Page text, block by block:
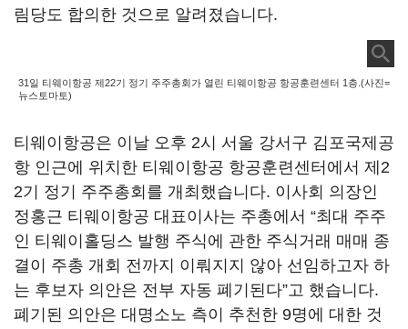
림당도 합의한 것으로 알려졌습니다.
31일 티웨이항공 제22기 정기 주주총회가 열린 티웨이항공 항공훈련센터 1층.(사진=
뉴스토마토)
티웨이항공은 이날 오후 2시 서울 강서구 김포국제공
항 인근에 위치한 티웨이항공 항공훈련센터에서 제2
2기 정기 주주총회를 개최했습니다. 이사회 의장인
정홍근 티웨이항공 대표이사는 주총에서 “최대 주주
인 티웨이홀딩스 발행 주식에 관한 주식거래 매매 종
결이 주총 개회 전까지 이뤄지지 않아 선임하고자 하
는 후보자 의안은 전부 자동 폐기된다”고 했습니다.
폐기된 의안은 대명소노 측이 추천한 9명에 대한 것